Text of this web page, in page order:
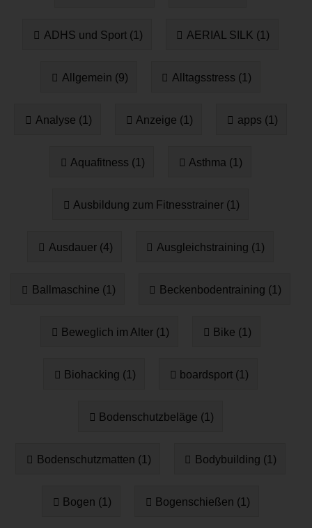
ADHS und Sport (1) AERIAL SILK (1)
Allgemein (9) Alltagsstress (1)
Analyse (1) Anzeige (1) apps (1)
Aquafitness (1) Asthma (1)
Ausbildung zum Fitnesstrainer (1)
Ausdauer (4) Ausgleichstraining (1)
Ballmaschine (1) Beckenbodentraining (1)
Beweglich im Alter (1) Bike (1)
Biohacking (1) boardsport (1)
Bodenschutzbeläge (1)
Bodenschutzmatten (1) Bodybuilding (1)
Bogen (1) Bogenschießen (1)